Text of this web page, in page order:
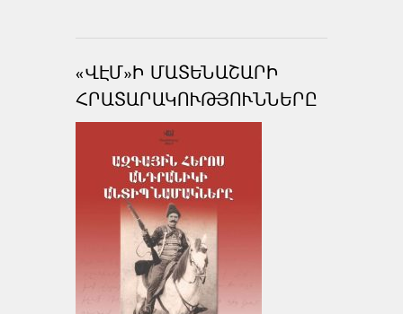
«ՎԷՄ»Ի ՄԱՏԵՆԱՇԱՐԻ
ՀՐԱՏԱՐԱԿՈՒԹՅՈՒՆՆԵՐԸ